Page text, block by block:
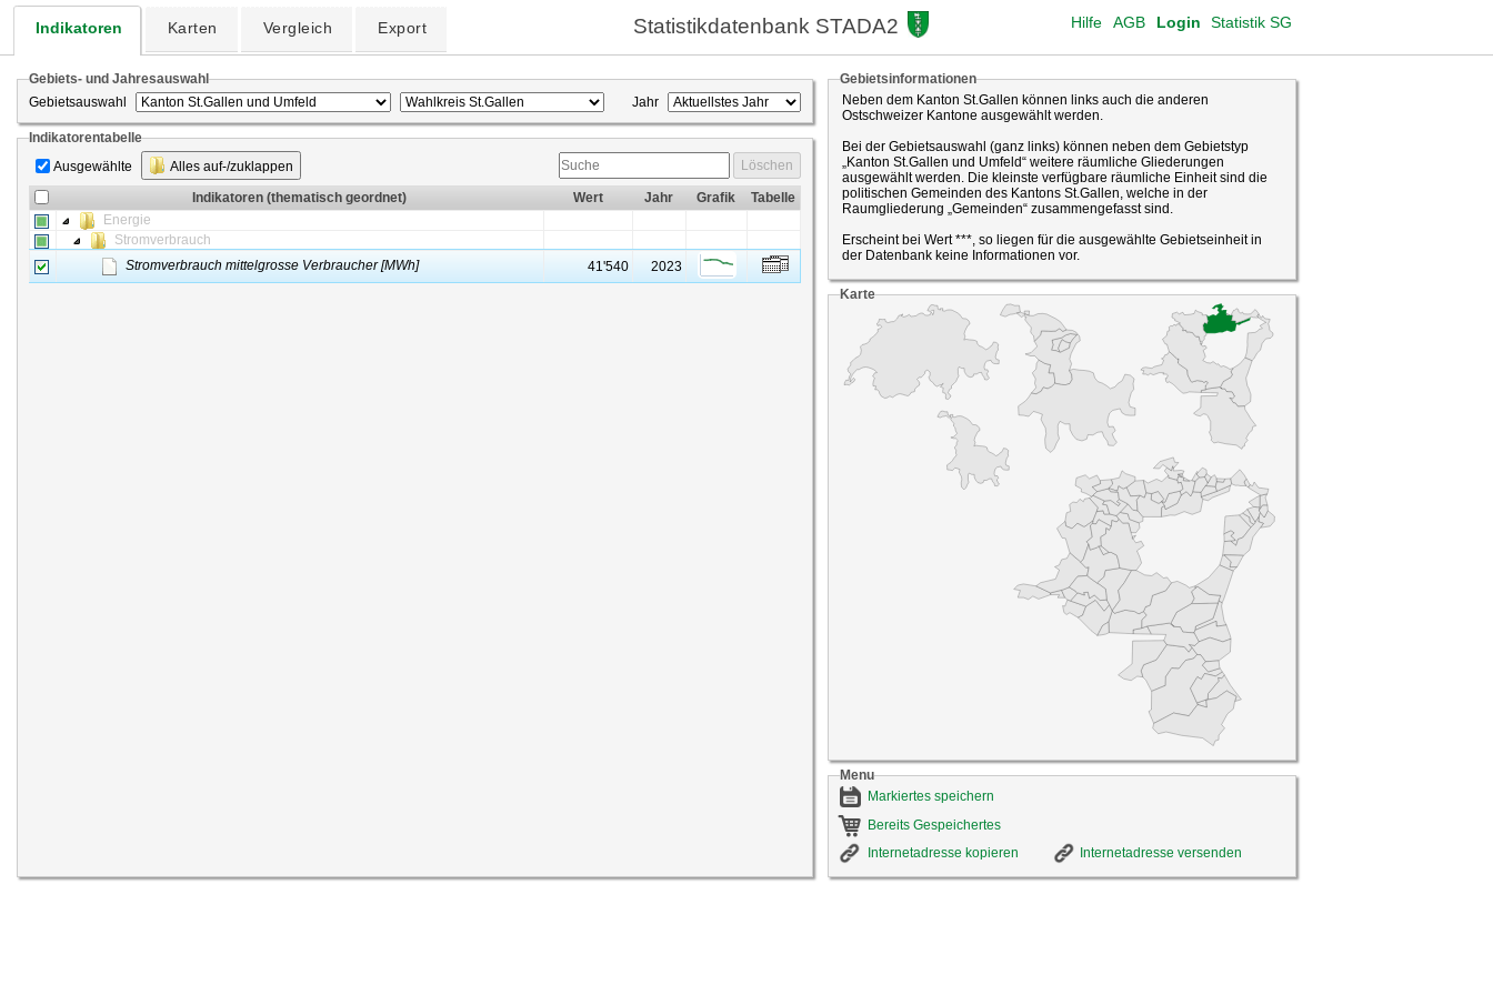
Indikatoren Karten Vergleich Export Statistikdatenbank STADA2 Login Statistik SG
AGB
Hilfe
Gebiets- und Jahresauswahl
Gebietsauswahl
Jahr
Indikatorentabelle
Ausgewählte
Alles auf-/zuklappen Löschen
Indikatoren (thematisch geordnet) Wert Jahr Grafik
Tabelle
Energie
Stromverbrauch
Stromverbrauch mittelgrosse Verbraucher [MWh]
41'540 2023
Gebietsinformationen
Neben dem Kanton St.Gallen können links auch die anderen
Ostschweizer Kantone ausgewählt werden.
Bei der Gebietsauswahl (ganz links) können neben dem Gebietstyp
„Kanton St.Gallen und Umfeld“ weitere räumliche Gliederungen
ausgewählt werden. Die kleinste verfügbare räumliche Einheit sind die
politischen Gemeinden des Kantons St.Gallen, welche in der
Raumgliederung „Gemeinden“ zusammengefasst sind.
Erscheint bei Wert ***, so liegen für die ausgewählte Gebietseinheit in
der Datenbank keine Informationen vor.
Karte
Menu
Markiertes speichern
Bereits Gespeichertes
Internetadresse kopieren
Internetadresse versenden